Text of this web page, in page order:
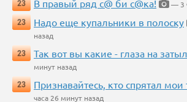
23
В правый ряд с@ би с@ка!
— 3
23
Надо еще купальники в полоску
назад
23
Так вот вы какие - глаза на
минут назад
23
Признавайтесь, кто спрятал мои
часа 26 минут назад